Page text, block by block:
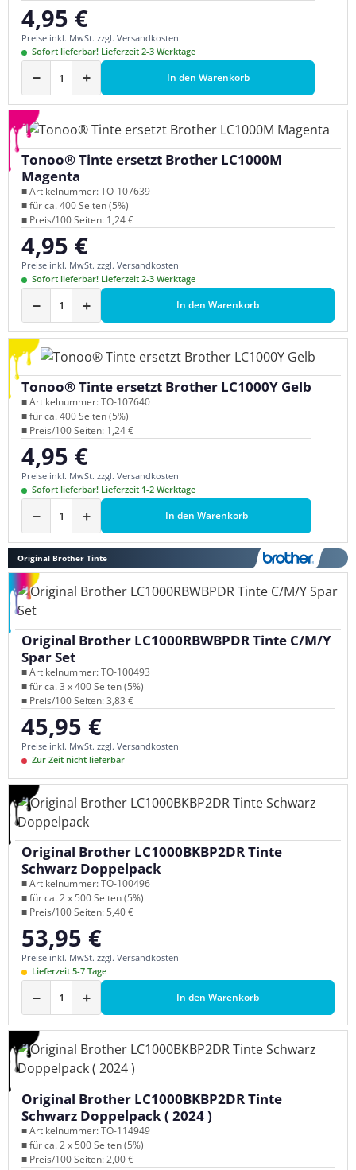
Regulärer Preis:
4,95 €
Preise inkl. MwSt. zzgl. Versandkosten
Sofort lieferbar! Lieferzeit 2-3 Werktage
− + In den Warenkorb
Tonoo® Tinte ersetzt Brother LC1000M
Magenta
■ Artikelnummer: TO-107639
■ für ca. 400 Seiten (5%)
■ Preis/100 Seiten: 1,24 €
Regulärer Preis:
4,95 €
Preise inkl. MwSt. zzgl. Versandkosten
Sofort lieferbar! Lieferzeit 2-3 Werktage
− + In den Warenkorb
Tonoo® Tinte ersetzt Brother LC1000Y Gelb
■ Artikelnummer: TO-107640
■ für ca. 400 Seiten (5%)
■ Preis/100 Seiten: 1,24 €
Regulärer Preis:
4,95 €
Preise inkl. MwSt. zzgl. Versandkosten
Sofort lieferbar! Lieferzeit 1-2 Werktage
− + In den Warenkorb
Original Brother Tinte
Original Brother LC1000RBWBPDR Tinte C/M/Y
Spar Set
■ Artikelnummer: TO-100493
■ für ca. 3 x 400 Seiten (5%)
■ Preis/100 Seiten: 3,83 €
Regulärer Preis:
45,95 €
Preise inkl. MwSt. zzgl. Versandkosten
Zur Zeit nicht lieferbar
Original Brother LC1000BKBP2DR Tinte
Schwarz Doppelpack
■ Artikelnummer: TO-100496
■ für ca. 2 x 500 Seiten (5%)
■ Preis/100 Seiten: 5,40 €
Regulärer Preis:
53,95 €
Preise inkl. MwSt. zzgl. Versandkosten
Lieferzeit 5-7 Tage
− + In den Warenkorb
Original Brother LC1000BKBP2DR Tinte
Schwarz Doppelpack ( 2024 )
■ Artikelnummer: TO-114949
■ für ca. 2 x 500 Seiten (5%)
■ Preis/100 Seiten: 2,00 €